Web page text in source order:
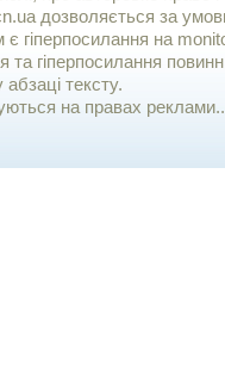
дозволяється за
гiперпосилання на
гіперпосилання
тексту.
на правах реклами..